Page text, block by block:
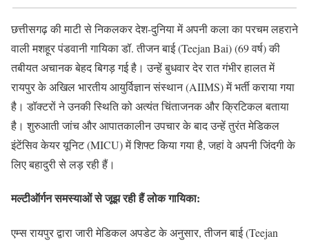
छत्तीसगढ़ की माटी से निकलकर देश-दुनिया में अपनी कला का परचम लहराने
वाली मशहूर पंडवानी गायिका डॉ. तीजन बाई (Teejan Bai) (69 वर्ष) की
तबीयत अचानक बेहद बिगड़ गई है। उन्हें बुधवार देर रात गंभीर हालत में
रायपुर के अखिल भारतीय आयुर्विज्ञान संस्थान (AIIMS) में भर्ती कराया गया
है। डॉक्टरों ने उनकी स्थिति को अत्यंत चिंताजनक और क्रिटिकल बताया
है। शुरुआती जांच और आपातकालीन उपचार के बाद उन्हें तुरंत मेडिकल
इंटेंसिव केयर यूनिट (MICU) में शिफ्ट किया गया है, जहां वे अपनी जिंदगी के
लिए बहादुरी से लड़ रही हैं।
मल्टीऑर्गन समस्याओं से जूझ रही हैं लोक गायिका:
एम्स रायपुर द्वारा जारी मेडिकल अपडेट के अनुसार, तीजन बाई (Teejan